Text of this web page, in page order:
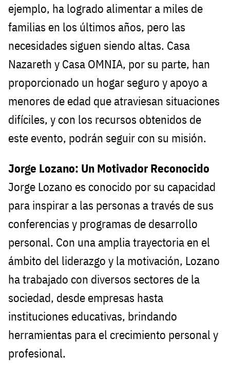
ejemplo, ha logrado alimentar a miles de
familias en los últimos años, pero las
necesidades siguen siendo altas. Casa
Nazareth y Casa OMNIA, por su parte, han
proporcionado un hogar seguro y apoyo a
menores de edad que atraviesan situaciones
difíciles, y con los recursos obtenidos de
este evento, podrán seguir con su misión.
Jorge Lozano: Un Motivador Reconocido
Jorge Lozano es conocido por su capacidad
para inspirar a las personas a través de sus
conferencias y programas de desarrollo
personal. Con una amplia trayectoria en el
ámbito del liderazgo y la motivación, Lozano
ha trabajado con diversos sectores de la
sociedad, desde empresas hasta
instituciones educativas, brindando
herramientas para el crecimiento personal y
profesional.